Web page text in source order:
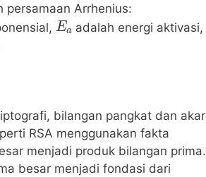
persamaan Arrhenius:
Ea
adalah energi aktivasi,
bilangan pangkat dan akar
RSA menggunakan fakta
menjadi produk bilangan prima.
besar menjadi fondasi dari